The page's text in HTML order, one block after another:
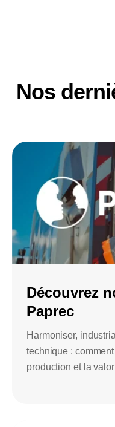
Nos
Découvrez
Paprec
Harmoniser,
technique :
production et la